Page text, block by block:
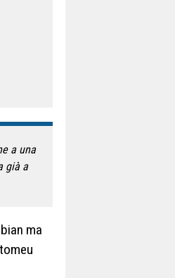
a una
già a
ma